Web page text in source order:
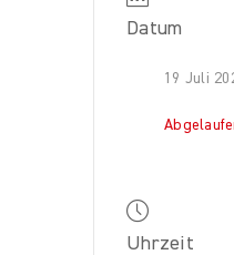
Datum
19 Juli
Uhrzeit